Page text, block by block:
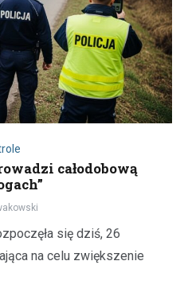
całodobową
się dziś, 26
na celu zwiększenie